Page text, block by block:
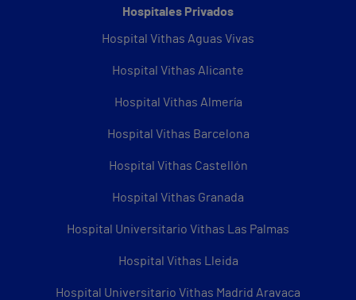
Hospitales Privados
Hospital Vithas Aguas Vivas
Hospital Vithas Alicante
Hospital Vithas Almería
Hospital Vithas Barcelona
Hospital Vithas Castellón
Hospital Vithas Granada
Hospital Universitario Vithas Las Palmas
Hospital Vithas Lleida
Hospital Universitario Vithas Madrid Aravaca